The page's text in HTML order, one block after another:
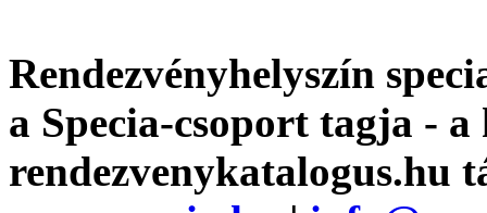
Rendezvényhelyszín
a Specia-csoport tagja -
rendezvenykatalogus.hu